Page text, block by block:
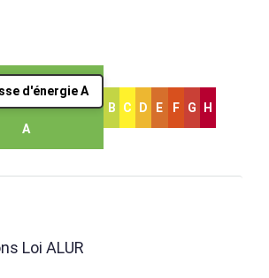
d'énergie A
A
B C D E F G H
Loi ALUR